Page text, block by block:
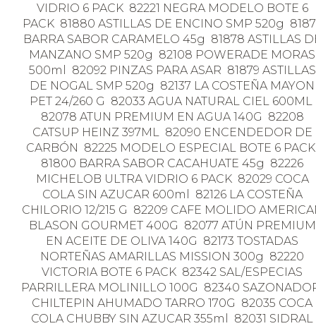
VIDRIO 6 PACK 82221 NEGRA MODELO BOTE 6
PACK 81880 ASTILLAS DE ENCINO SMP 520g
BARRA SABOR CARAMELO 45g 81878 ASTILLAS
MANZANO SMP 520g 82108 POWERADE MORAS
500ml 82092 PINZAS PARA ASAR 81879 ASTILLAS
DE NOGAL SMP 520g 82137 LA COSTEÑA MAYON
PET 24/260 G 82033 AGUA NATURAL CIEL 600ML
82078 ATUN PREMIUM EN AGUA 140G 82208
CATSUP HEINZ 397ML 82090 ENCENDEDOR DE
CARBÓN 82225 MODELO ESPECIAL BOTE 6
81800 BARRA SABOR CACAHUATE 45g 82226
MICHELOB ULTRA VIDRIO 6 PACK 82029 COCA
COLA SIN AZUCAR 600ml 82126 LA COSTEÑA
CHILORIO 12/215 G 82209 CAFE MOLIDO
BLASON GOURMET 400G 82077 ATÚN PREMIUM
EN ACEITE DE OLIVA 140G 82173 TOSTADAS
NORTEÑAS AMARILLAS MISSION 300g 82220
VICTORIA BOTE 6 PACK 82342 SAL/ESPECIAS
PARRILLERA MOLINILLO 100G 82340
CHILTEPIN AHUMADO TARRO 170G 82035 COCA
COLA CHUBBY SIN AZUCAR 355ml 82031 SIDRAL